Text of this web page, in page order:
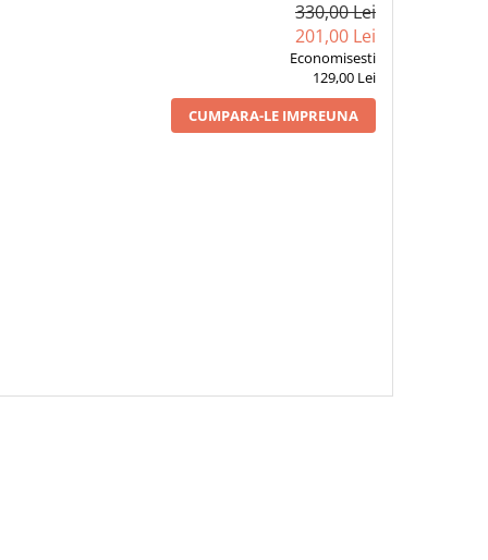
330,00 Lei
201,00 Lei
Economisesti
129,00 Lei
CUMPARA-LE IMPREUNA